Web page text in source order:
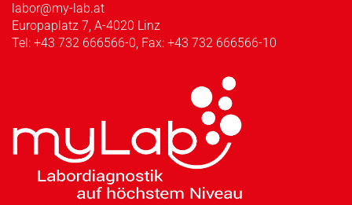
labor@my-lab.at
Europaplatz 7, A-4020 Linz
Tel: +43 732 666566-0, Fax: +43 732 666566-10